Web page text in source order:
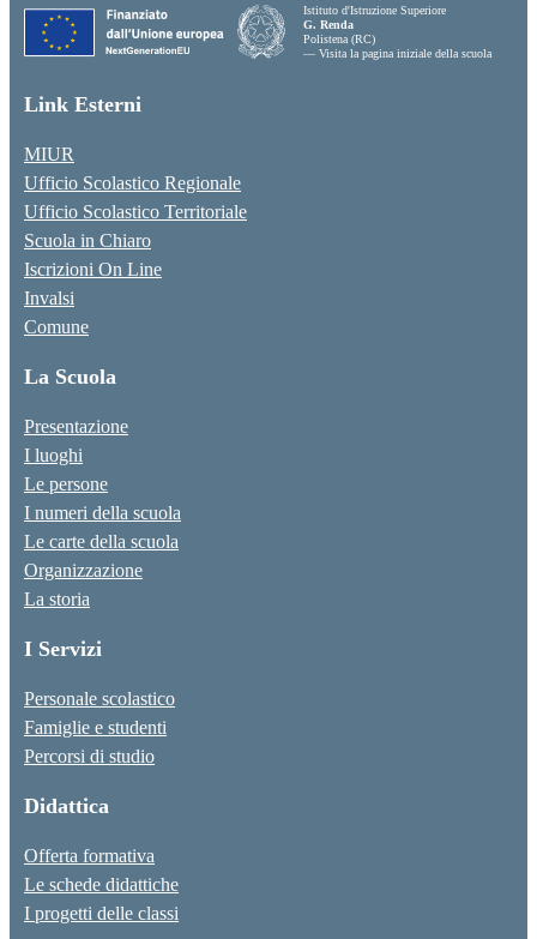
Istituto d'Istruzione Superiore
G. Renda
Polistena (RC)
— Visita la pagina iniziale della scuola
Link Esterni
MIUR
Ufficio Scolastico Regionale
Ufficio Scolastico Territoriale
Scuola in Chiaro
Iscrizioni On Line
Invalsi
Comune
La Scuola
Presentazione
I luoghi
Le persone
I numeri della scuola
Le carte della scuola
Organizzazione
La storia
I Servizi
Personale scolastico
Famiglie e studenti
Percorsi di studio
Didattica
Offerta formativa
Le schede didattiche
I progetti delle classi